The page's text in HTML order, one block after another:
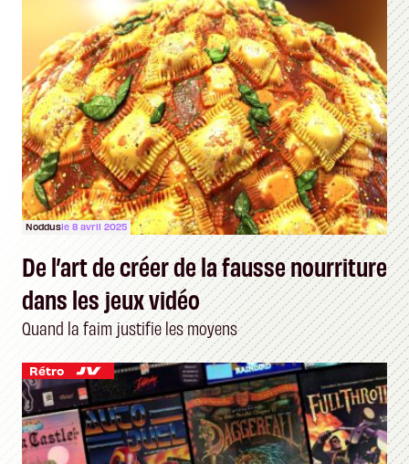
Noddusle 8 avril 2025
De l’art de créer de la fausse nourriture
dans les jeux vidéo
Quand la faim justifie les moyens
Rétro